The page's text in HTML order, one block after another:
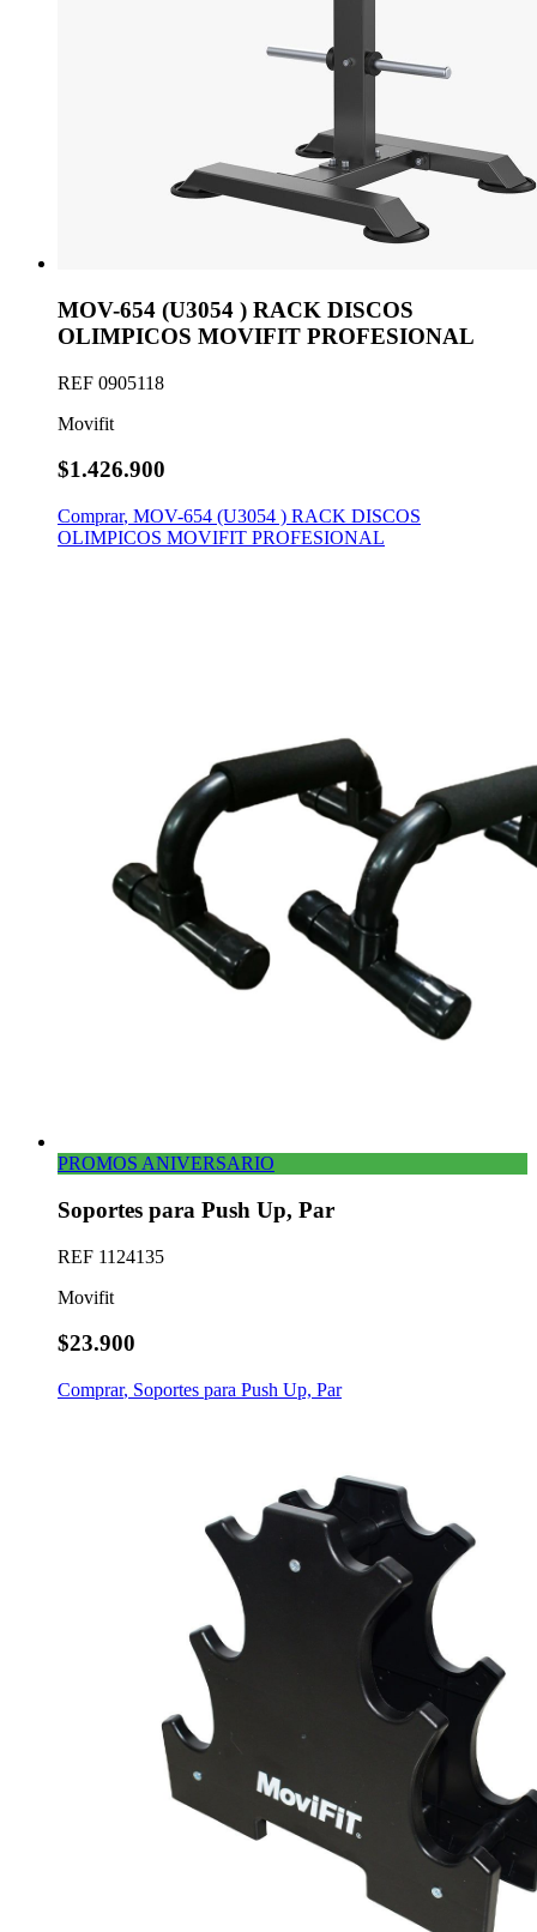
MOV-654 (U3054 ) RACK DISCOS
OLIMPICOS MOVIFIT PROFESIONAL
REF 0905118
Movifit
$1.426.900
Comprar, MOV-654 (U3054 ) RACK DISCOS
OLIMPICOS MOVIFIT PROFESIONAL
PROMOS ANIVERSARIO
Soportes para Push Up, Par
REF 1124135
Movifit
$23.900
Comprar, Soportes para Push Up, Par